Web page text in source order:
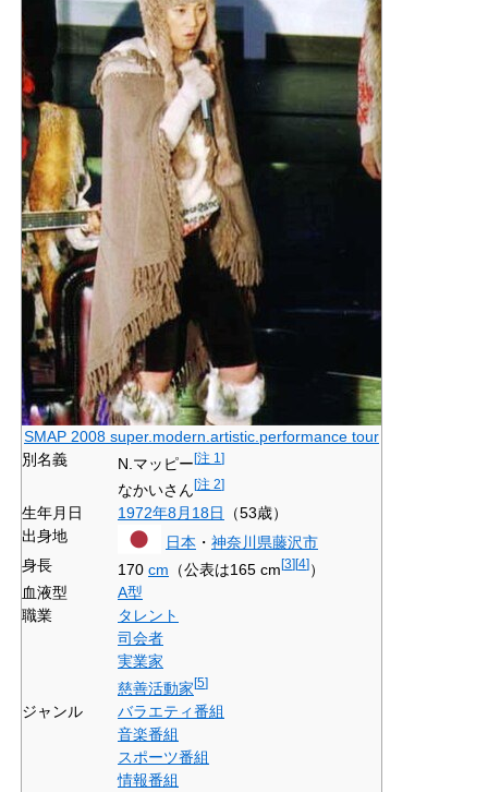
SMAP 2008 super.modern.artistic.performance tour
別名義
N.マッピー[注 1 ]
なかいさん[注 2]
生年月日 1972年8月18日
（53歳）
出身地
日本 ・ 神奈川県藤沢市
身長
170 cm （公表は165 cm[3][4]）
血液型
A型
職業
タレント
司会者
実業家
慈善活動家[5]
ジャンル
バラエティ番組
音楽番組
スポーツ番組
情報番組